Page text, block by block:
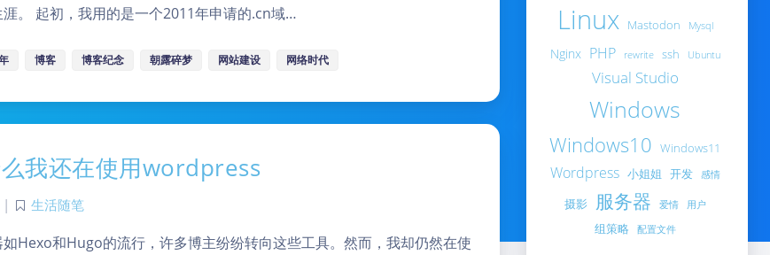
Linux Mastodon Mysql
Nginx PHP rewrite ssh Ubuntu
Visual Studio
Windows
Windows10 Windows11
Wordpress 小姐姐 开发 感情
摄影 服务器 爱情 用户
组策略 配置文件
。 起初，我用的是一个2011年申请的.cn域…
博客 博客纪念 朝露碎梦 网站建设 网络时代
我还在使用wordpress
| 生活随笔
Hexo和Hugo的流行，许多博主纷纷转向这些工具。然而，我却仍然在使